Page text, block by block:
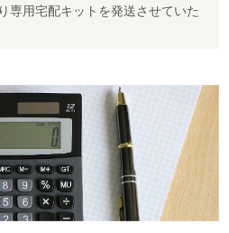
専用宅配キットを発送させていた